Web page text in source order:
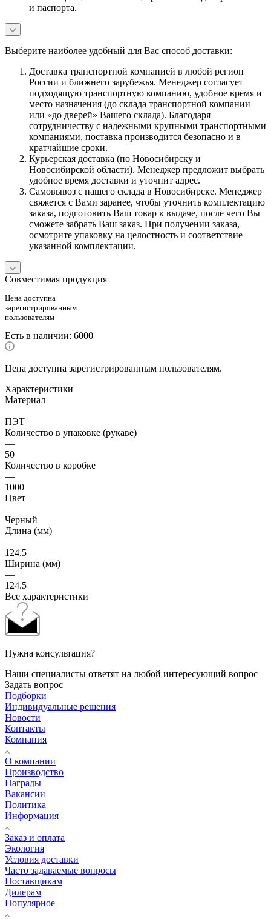
и паспорта.
Выберите наиболее удобный для Вас способ доставки:
Доставка транспортной компанией в любой регион
России и ближнего зарубежья. Менеджер согласует
подходящую транспортную компанию, удобное время и
место назначения (до склада транспортной компании
или «до дверей» Вашего склада). Благодаря
сотрудничеству с надежными крупными транспортными
компаниями, поставка производится безопасно и в
кратчайшие сроки.
Курьерская доставка (по Новосибирску и
Новосибирской области). Менеджер предложит выбрать
удобное время доставки и уточнит адрес.
Самовывоз с нашего склада в Новосибирске. Менеджер
свяжется с Вами заранее, чтобы уточнить комплектацию
заказа, подготовить Ваш товар к выдаче, после чего Вы
сможете забрать Ваш заказ. При получении заказа,
осмотрите упаковку на целостность и соответствие
указанной комплектации.
Совместимая продукция
Цена доступна
зарегистрированным
пользователям
Есть в наличии: 6000
Цена доступна зарегистрированным пользователям.
Характеристики
Материал
—
ПЭТ
Количество в упаковке (рукаве)
—
50
Количество в коробке
—
1000
Цвет
—
Черный
Длина (мм)
—
124.5
Ширина (мм)
—
124.5
Все характеристики
Нужна консультация?
Наши специалисты ответят на любой интересующий вопрос
Задать вопрос
Подборки
Индивидуальные решения
Новости
Контакты
Компания
О компании
Производство
Награды
Вакансии
Политика
Информация
Заказ и оплата
Экология
Условия доставки
Часто задаваемые вопросы
Поставщикам
Дилерам
Популярное